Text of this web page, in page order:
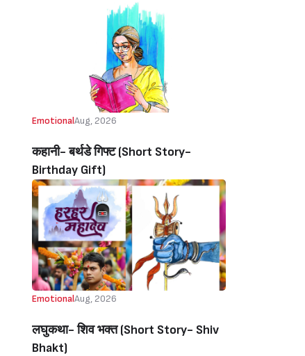
EmotionalAug, 2026
कहानी- बर्थडे गिफ्ट (Short Story-
Birthday Gift)
EmotionalAug, 2026
लघुकथा- शिव भक्त (Short Story- Shiv
Bhakt)